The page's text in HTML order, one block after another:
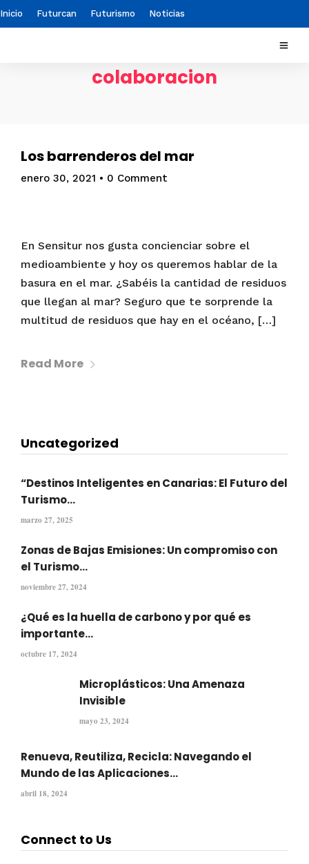
Inicio Futurcan Futurismo Noticias
colaboracion
Los barrenderos del mar
enero 30, 2021 • 0 Comment
En Sensitur nos gusta concienciar sobre el
medioambiente y hoy os queremos hablar de la
basura en el mar. ¿Sabéis la cantidad de residuos
que llegan al mar? Seguro que te sorprende la
multitud de residuos que hay en el océano, […]
Read More
Uncategorized
“Destinos Inteligentes en Canarias: El Futuro del
Turismo...
marzo 27, 2025
Zonas de Bajas Emisiones: Un compromiso con
el Turismo...
noviembre 27, 2024
¿Qué es la huella de carbono y por qué es
importante...
octubre 17, 2024
Microplásticos: Una Amenaza
Invisible
mayo 23, 2024
Renueva, Reutiliza, Recicla: Navegando el
Mundo de las Aplicaciones...
abril 18, 2024
Connect to Us